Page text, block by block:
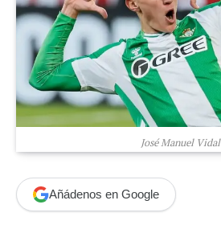
José Manuel Vidal
Añádenos en Google